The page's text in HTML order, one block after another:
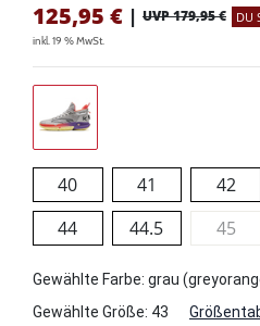
125,95 € | UVP 179,95 € DU
inkl. 19 % MwSt.
40 41 42
44
44.5 45
Gewählte Farbe: grau
Gewählte Größe: 43